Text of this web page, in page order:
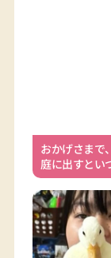
おかげさまで
庭に出すとい